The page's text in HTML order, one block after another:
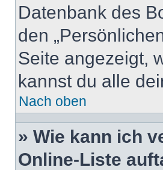
Datenbank des
den
Seite angezeigt,
kannst du alle
Nach oben
» Wie kann ich
Online-Liste